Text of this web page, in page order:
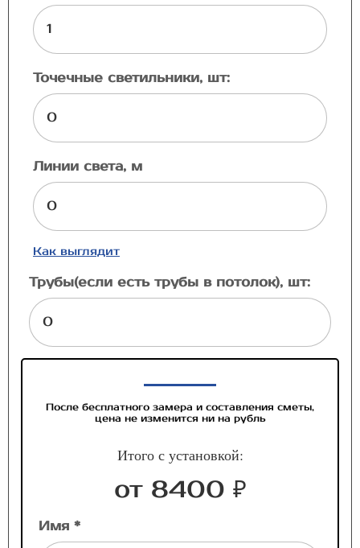
Точечные светильники, шт:
Линии света, м
Как выглядит
Трубы(если есть трубы в потолок), шт:
После бесплатного замера и составления сметы,
цена не изменится ни на рубль
Итого с установкой:
от 8400 ₽
Имя *